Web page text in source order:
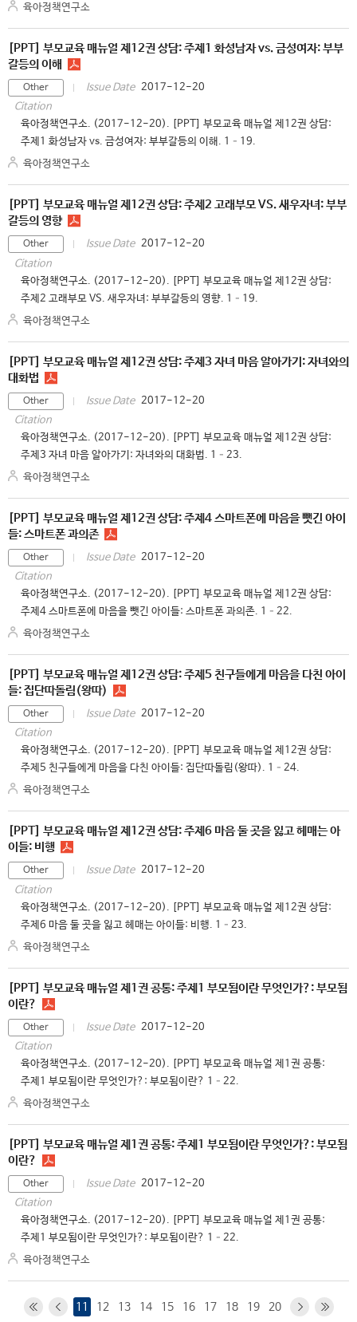
육아정책연구소
[PPT] 부모교육 매뉴얼 제12권 상담: 주제1 화성남자 vs. 금성여자: 부부
갈등의 이해
Other Issue Date 2017-12-20
Citation
육아정책연구소. (2017-12-20). [PPT] 부모교육 매뉴얼 제12권 상담:
주제1 화성남자 vs. 금성여자: 부부갈등의 이해. 1–19.
육아정책연구소
[PPT] 부모교육 매뉴얼 제12권 상담: 주제2 고래부모 VS. 새우자녀: 부부
갈등의 영향
Other Issue Date 2017-12-20
Citation
육아정책연구소. (2017-12-20). [PPT] 부모교육 매뉴얼 제12권 상담:
주제2 고래부모 VS. 새우자녀: 부부갈등의 영향. 1–19.
육아정책연구소
[PPT] 부모교육 매뉴얼 제12권 상담: 주제3 자녀 마음 알아가기: 자녀와의
대화법
Other Issue Date 2017-12-20
Citation
육아정책연구소. (2017-12-20). [PPT] 부모교육 매뉴얼 제12권 상담:
주제3 자녀 마음 알아가기: 자녀와의 대화법. 1–23.
육아정책연구소
[PPT] 부모교육 매뉴얼 제12권 상담: 주제4 스마트폰에 마음을 뺏긴 아이
들: 스마트폰 과의존
Other Issue Date 2017-12-20
Citation
육아정책연구소. (2017-12-20). [PPT] 부모교육 매뉴얼 제12권 상담:
주제4 스마트폰에 마음을 뺏긴 아이들: 스마트폰 과의존. 1–22.
육아정책연구소
[PPT] 부모교육 매뉴얼 제12권 상담: 주제5 친구들에게 마음을 다친 아이
들: 집단따돌림(왕따)
Other Issue Date 2017-12-20
Citation
육아정책연구소. (2017-12-20). [PPT] 부모교육 매뉴얼 제12권 상담:
주제5 친구들에게 마음을 다친 아이들: 집단따돌림(왕따). 1–24.
육아정책연구소
[PPT] 부모교육 매뉴얼 제12권 상담: 주제6 마음 둘 곳을 잃고 헤매는 아
이들: 비행
Other Issue Date 2017-12-20
Citation
육아정책연구소. (2017-12-20). [PPT] 부모교육 매뉴얼 제12권 상담:
주제6 마음 둘 곳을 잃고 헤매는 아이들: 비행. 1–23.
육아정책연구소
[PPT] 부모교육 매뉴얼 제1권 공통: 주제1 부모됨이란 무엇인가?: 부모됨
이란?
Other Issue Date 2017-12-20
Citation
육아정책연구소. (2017-12-20). [PPT] 부모교육 매뉴얼 제1권 공통:
주제1 부모됨이란 무엇인가?: 부모됨이란? 1–22.
육아정책연구소
[PPT] 부모교육 매뉴얼 제1권 공통: 주제1 부모됨이란 무엇인가?: 부모됨
이란?
Other Issue Date 2017-12-20
Citation
육아정책연구소. (2017-12-20). [PPT] 부모교육 매뉴얼 제1권 공통:
주제1 부모됨이란 무엇인가?: 부모됨이란? 1–22.
육아정책연구소
11 12 13 14 15 16 17 18 19 20